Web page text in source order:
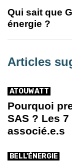
Qui sait que
énergie ?
Articles
ATOUWATT
Pourquoi
SAS ? Les
associé.e.s
BELL'ÉNERGIE